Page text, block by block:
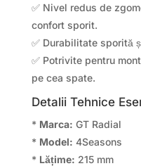
✅ Nivel redus de
confort sporit.
✅ Durabilitate sporită
✅ Potrivite pentru
pe cea spate.
Detalii Tehnice
* Marca: GT Radial
* Model: 4Seasons
* Lățime: 215 mm